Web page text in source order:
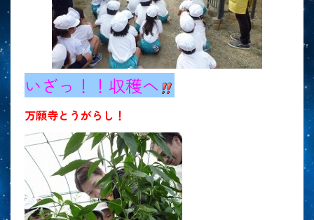
いざっ！！収穫へ
万願寺とうがらし！